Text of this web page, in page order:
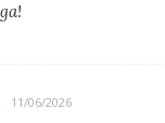
11/06/2026